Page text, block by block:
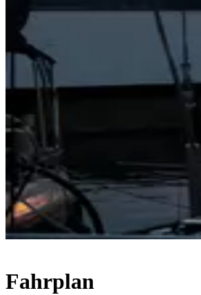
Fahrplan